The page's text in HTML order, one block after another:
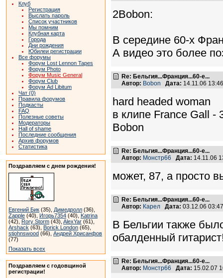
Клуб
Регистрация
Выслать пароль
Список участников
Мы помним
Клубная карта
Города
Дни рождения
Юбилеи регистрации
Все форумы
Форум Lost Lennon Tapes
Форум Photo
Форум Music General
Форум Club
Форум Ad Libitum
Чат (0)
Правила форумов
Подкасты
FAQ
Полезные советы
Модераторы
Hall of shame
Последние сообщения
Архив форумов
Статистика
Поздравляем с днем рождения!
Евгений Бик (35), Димедролл (36),
Zapple (40), Игорь7354 (40), Katrina
(42), Rory Storm (43), AlexYar (61),
Arshack (63), Borick London (65),
stjohnswood (66), Андрей Хрисанфов
(77)
Показать всех
Поздравляем с годовщиной
регистрации!
2Bobon:
В середине 60-х
А видео это более
Re: Бельгия...Франция...60-е...
Автор: Bobon Дата: 14.11.06
hard headed woman
в клипе France Gall -
Bobon
Re: Бельгия...Франция...60-е...
Автор: Монстр66 Дата: 14.11.06
может, 87, а просто
Re: Бельгия...Франция...60-е...
Автор: Карел Дата: 03.12.06
В Бельгии также
обалденный
Re: Бельгия...Франция...60-е...
Автор: Монстр66 Дата: 15.02.07